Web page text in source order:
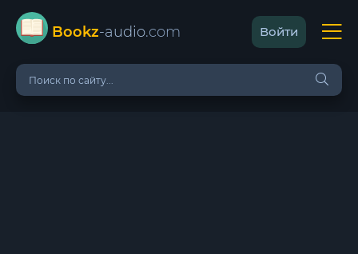
Bookz-audio.com Войти